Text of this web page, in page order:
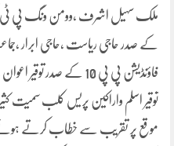
ملک سہیل اشرف ،وومن ونگ پی ٹی آئی
کے صدر حاجی ریاست ،حاجی ابرار
توقیر اسلم واراکین پریس کلب سمیت
موقع پر تقریب سے خطاب کرتے ہوئے